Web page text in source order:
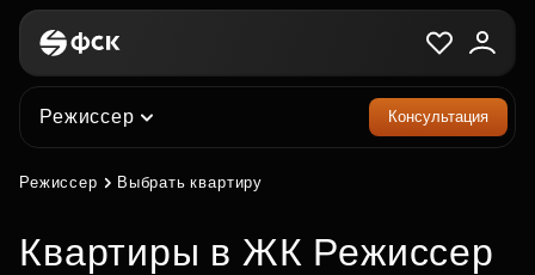
Режиссер Консультация
Режиссер Выбрать квартиру
квартиры в ЖК Режиссер